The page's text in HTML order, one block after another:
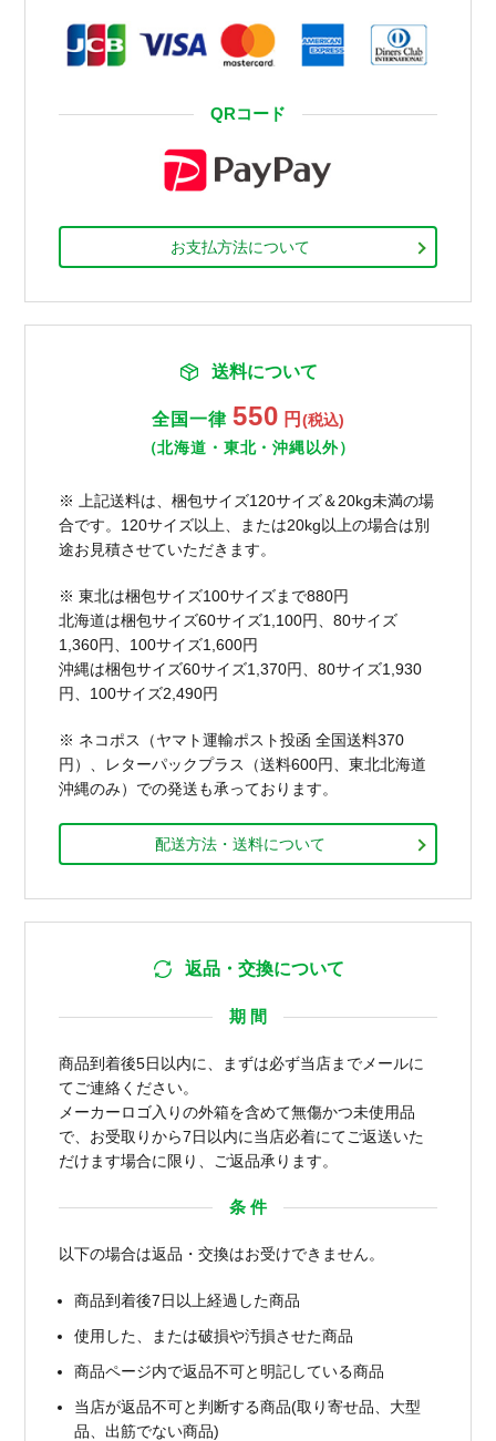
QRコード
お支払方法について
送料について
全国一律 550 円 (税込)
（北海道・東北・沖縄以外）
※ 上記送料は、梱包サイズ120サイズ＆20kg未満の場
合です。120サイズ以上、または20kg以上の場合は別
途お見積させていただきます。
※ 東北は梱包サイズ100サイズまで880円
北海道は梱包サイズ60サイズ1,100円、80サイズ
1,360円、100サイズ1,600円
沖縄は梱包サイズ60サイズ1,370円、80サイズ1,930
円、100サイズ2,490円
※ ネコポス（ヤマト運輸ポスト投函 全国送料370
円）、レターパックプラス（送料600円、東北北海道
沖縄のみ）での発送も承っております。
配送方法・送料について
返品・交換について
期 間
商品到着後5日以内に、まずは必ず当店までメールに
てご連絡ください。
メーカーロゴ入りの外箱を含めて無傷かつ未使用品
で、お受取りから7日以内に当店必着にてご返送いた
だけます場合に限り、ご返品承ります。
条 件
以下の場合は返品・交換はお受けできません。
商品到着後7日以上経過した商品
使用した、または破損や汚損させた商品
商品ページ内で返品不可と明記している商品
当店が返品不可と判断する商品(取り寄せ品、大型
品、出筋でない商品)